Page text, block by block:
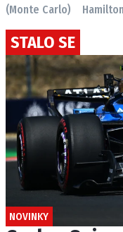
(Monte Carlo)
Hamilton
STALO SE
NOVINKY